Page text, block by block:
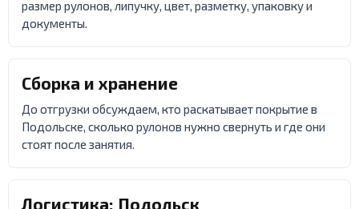
размер рулонов, липучку, цвет, разметку, упаковку и
документы.
Сборка и хранение
До отгрузки обсуждаем, кто раскатывает покрытие в
Подольске, сколько рулонов нужно свернуть и где они
стоят после занятия.
Логистика: Подольск